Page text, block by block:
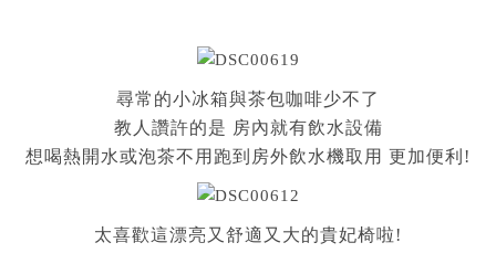
尋常的小冰箱與茶包咖啡少不了
教人讚許的是 房內就有飲水設備
想喝熱開水或泡茶不用跑到房外飲水機取用 更加便利!
太喜歡這漂亮又舒適又大的貴妃椅啦!